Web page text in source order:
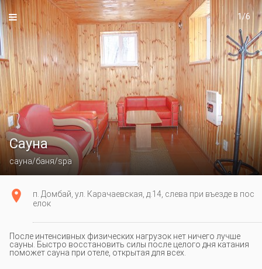
1/6
Сауна
сауна/баня/spa
п. Домбай, ул. Карачаевская, д.14, слева при въезде в пос
елок
После интенсивных физических нагрузок нет ничего лучше
сауны. Быстро восстановить силы после целого дня катания
поможет сауна при отеле, открытая для всех.